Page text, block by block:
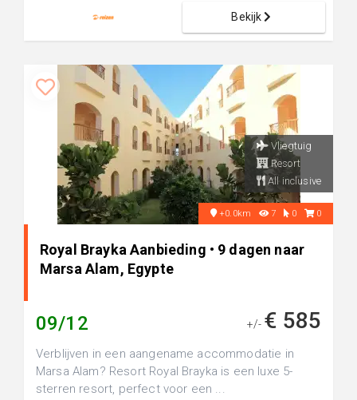
Bekijk
Vliegtuig
Resort
All inclusive
+0.0km 7 0 0
Royal Brayka Aanbieding • 9 dagen naar
Marsa Alam, Egypte
09/12 +/- € 585
Verblijven in een aangename accommodatie in
Marsa Alam? Resort Royal Brayka is een luxe 5-
sterren resort, perfect voor een ...